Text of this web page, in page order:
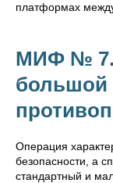
платформах
МИФ № 7.
большой
Операция
безопасности, а
стандартный и